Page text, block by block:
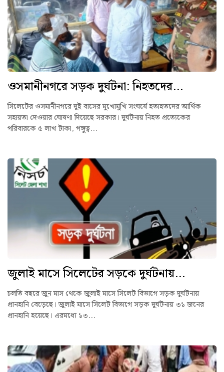
ওসমানীনগরে সড়ক দুর্ঘটনা: নিহতদের...
সিলেটের ওসমানীনগরে দুই বাসের মুখোমুখি সংঘর্ষে হতাহতদের আর্থিক
সহায়তা দেওয়ার ঘোষণা দিয়েছে সরকার। দুর্ঘটনায় নিহত প্রত্যেকের
পরিবারকে ৫ লাখ টাকা, পঙ্গুত্ব...
জুলাই মাসে সিলেটের সড়কে দুর্ঘটনায়...
চলতি বছরে জুন মাস থেকে জুলাই মাসে সিলেট বিভাগে সড়ক দুর্ঘটনায়
প্রানহানি বেড়েছে। জুলাই মাসে সিলেট বিভাগে সড়ক দুর্ঘটনায় ৩১ জনের
প্রানহানি হয়েছে। এরমধ্যে ১৩...